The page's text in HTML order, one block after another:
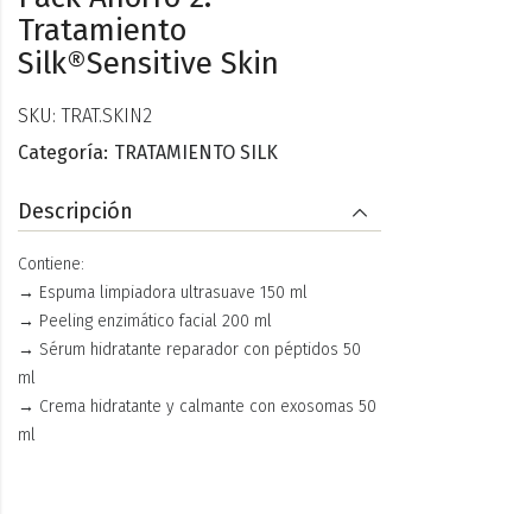
Tratamiento
Silk®Sensitive Skin
SKU: TRAT.SKIN2
Categoría: TRATAMIENTO SILK
Descripción
Contiene:
→ Espuma limpiadora ultrasuave 150 ml
→ Peeling enzimático facial 200 ml
→ Sérum hidratante reparador con péptidos 50
ml
→ Crema hidratante y calmante con exosomas 50
ml